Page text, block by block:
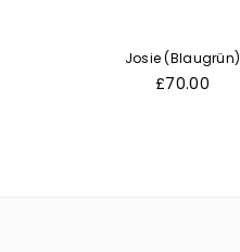
Josie (Blaugrün)
Normaler
£70.00